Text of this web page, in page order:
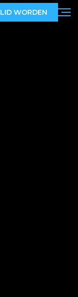
LID WORDEN